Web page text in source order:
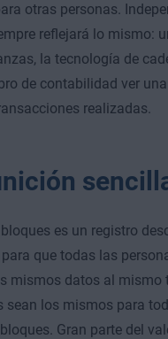
otras personas.
reflejará lo mismo:
la tecnología de
de contabilidad ver
realizadas.
es un registro
que todas las
mismos datos al
sean los mismos para
Gran parte del